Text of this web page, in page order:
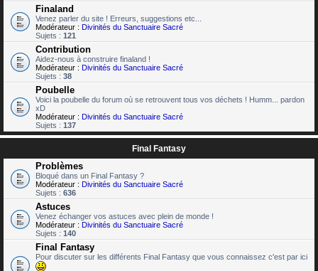
Finaland
Venez parler du site ! Erreurs, suggestions etc...
Modérateur : Divinités du Sanctuaire Sacré
Sujets : 121
Contribution
Aidez-nous à construire finaland !
Modérateur : Divinités du Sanctuaire Sacré
Sujets : 38
Poubelle
Voici la poubelle du forum où se retrouvent tous vos déchets ! Humm... pardon
xD
Modérateur : Divinités du Sanctuaire Sacré
Sujets : 137
Final Fantasy
Problèmes
Bloqué dans un Final Fantasy ?
Modérateur : Divinités du Sanctuaire Sacré
Sujets : 636
Astuces
Venez échanger vos astuces avec plein de monde !
Modérateur : Divinités du Sanctuaire Sacré
Sujets : 140
Final Fantasy
Pour discuter sur les différents Final Fantasy que vous connaissez c'est par ici